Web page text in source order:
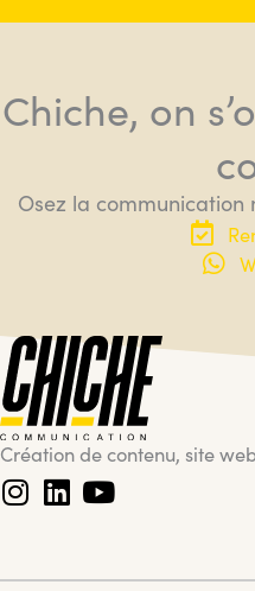
Chiche, on
Osez la
Création de contenu, site